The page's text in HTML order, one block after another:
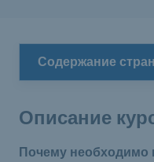
Содержание
Описание
Почему необходимо